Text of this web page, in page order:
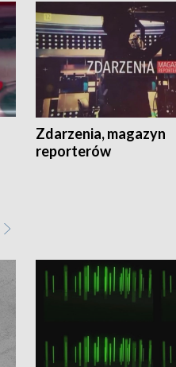
Zdarzenia, magazyn
reporterów